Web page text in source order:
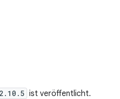
ist veröffentlicht.